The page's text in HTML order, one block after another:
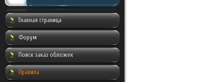
Главная страница
Форум
Поиск заказ обложек
Правила